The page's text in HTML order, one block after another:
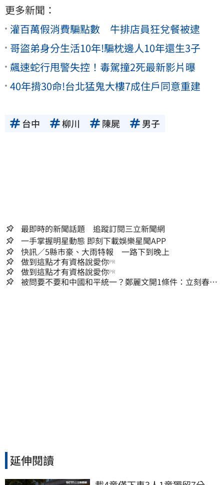
更多新聞：
灌百萬假消費騙點數 牛排店員狂兌餐被逮
哥盜弟身分生活10年!騙枕邊人10年還生3子
飆速蛇行甩警失控！毒駕撞2死最新影片曝
40年揹30命!台北猛鬼大樓7成住戶同意重建
台中 柳川 陳屍 男子
最即時的新聞話題 追蹤訂閱三立新聞網
一手掌握明星動態 即刻下載娛樂星聞APP
快訊／5縣市豪、大雨特報 一路下到晚上
做到這點才有資格說愛你PR
做到這點才有資格說愛你PR
被問要不要和中國和平統一？鄭麗文開1條件：立刻春暖
延伸閱讀